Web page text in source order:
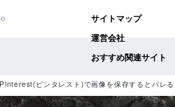
サイトマップ
運営会社
おすすめ関連サイト
Pinterest(ピンタレスト)で画像を保存するとバレ